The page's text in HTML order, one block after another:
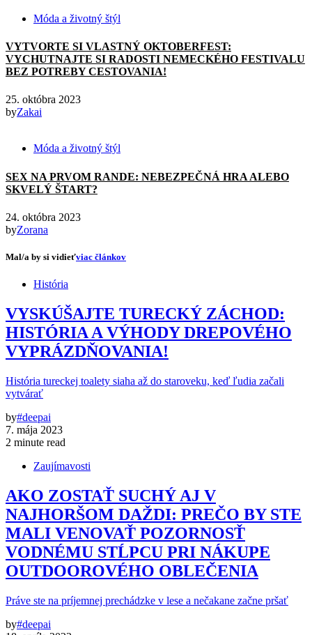
Móda a životný štýl
VYTVORTE SI VLASTNÝ OKTOBERFEST:
VYCHUTNAJTE SI RADOSTI NEMECKÉHO FESTIVALU
BEZ POTREBY CESTOVANIA!
25. októbra 2023
byZakai
Móda a životný štýl
SEX NA PRVOM RANDE: NEBEZPEČNÁ HRA ALEBO
SKVELÝ ŠTART?
24. októbra 2023
byZorana
Mal/a by si vidieťviac článkov
História
VYSKÚŠAJTE TURECKÝ ZÁCHOD:
HISTÓRIA A VÝHODY DREPOVÉHO
VYPRÁZDŇOVANIA!
História tureckej toalety siaha až do staroveku, keď ľudia začali
vytvárať
by#deepai
7. mája 2023
2 minute read
Zaujímavosti
AKO ZOSTAŤ SUCHÝ AJ V
NAJHORŠOM DAŽDI: PREČO BY STE
MALI VENOVAŤ POZORNOSŤ
VODNÉMU STĹPCU PRI NÁKUPE
OUTDOOROVÉHO OBLEČENIA
Práve ste na príjemnej prechádzke v lese a nečakane začne pršať
by#deepai